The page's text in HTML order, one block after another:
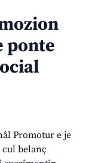
ponte
Promotur e je
belanç